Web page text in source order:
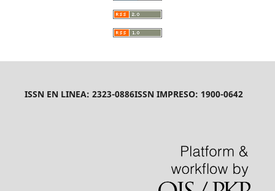
ISSN EN LINEA: 2323-0886ISSN IMPRESO: 1900-0642